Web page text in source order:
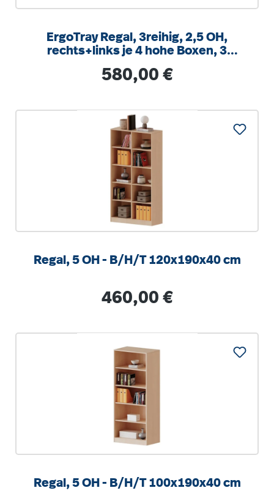
ErgoTray Regal, 3reihig, 2,5 OH,
rechts+links je 4 hohe Boxen, 3
B/H/T104,5x100x40cm
Regulärer Preis:
580,00 €
Regal, 5 OH - B/H/T 120x190x40 cm
Regulärer Preis:
460,00 €
Regal, 5 OH - B/H/T 100x190x40 cm